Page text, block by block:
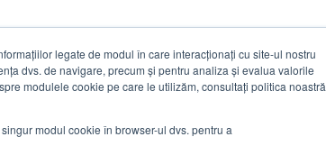
legate de modul în care interacționați cu site-ul nostru
dvs. de navigare, precum și pentru analiza și evalua valorile
modulele cookie pe care le utilizăm, consultați politica noastră
modul cookie în browser-ul dvs. pentru a